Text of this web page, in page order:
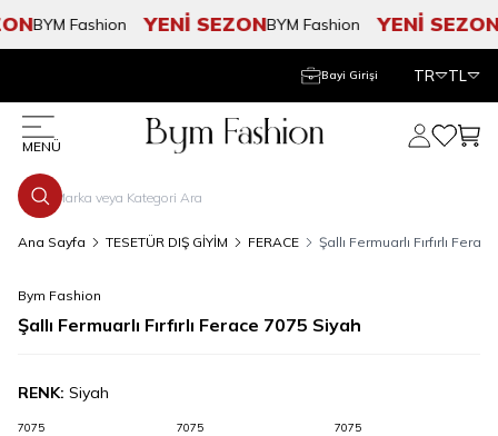
BYM Fashion YENİ SEZONBYM Fashion YENİ SEZON
Bayi Girişi TR TL
MENÜ
Hesabım
Ana Sayfa TESETÜR DIŞ GİYİM FERACE Şallı Fermuarlı Fırfırlı
Bym Fashion
Şallı Fermuarlı Fırfırlı Ferace 7075 Siyah
RENK: Siyah
7075 7075 7075